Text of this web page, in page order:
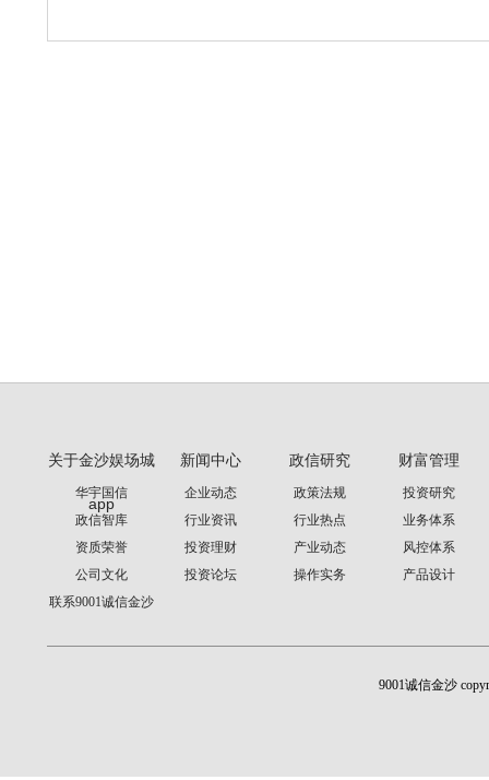
关于金沙娱场城
app
华宇国信
政信智库
资质荣誉
公司文化
联系9001诚信金沙
新闻中心
企业动态
行业资讯
投资理财
投资论坛
政信研究
政策法规
行业热点
产业动态
操作实务
财富管理
投资研究
业务体系
风控体系
产品设计
9001诚信金沙